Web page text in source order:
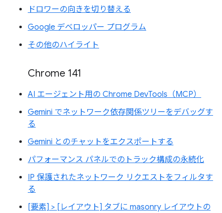
ドロワーの向きを切り替える
Google デベロッパー プログラム
その他のハイライト
Chrome 141
AI エージェント用の Chrome DevTools（MCP）
Gemini でネットワーク依存関係ツリーをデバッグす
る
Gemini とのチャットをエクスポートする
パフォーマンス パネルでのトラック構成の永続化
IP 保護されたネットワーク リクエストをフィルタす
る
[要素] > [レイアウト] タブに masonry レイアウトの